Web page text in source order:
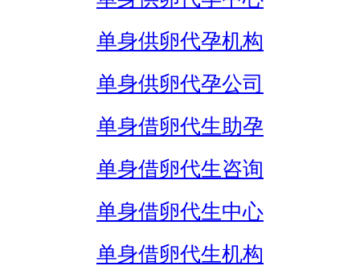
单身供卵代孕机构
单身供卵代孕公司
单身借卵代生助孕
单身借卵代生咨询
单身借卵代生中心
单身借卵代生机构